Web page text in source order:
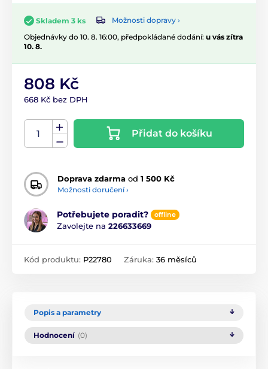
Skladem 3 ks
Možnosti dopravy ›
Objednávky do 10. 8. 16:00, předpokládané dodání: u vás zítra
10. 8.
808 Kč
668 Kč bez DPH
Přidat do košíku
Doprava zdarma od 1 500 Kč
Možnosti doručení ›
Potřebujete poradit? offline
Zavolejte na 226633669
Kód produktu: P22780 Záruka: 36 měsíců
Popis a parametry
Hodnocení (0)